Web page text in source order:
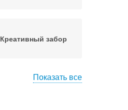
Креативный забор
Показать все